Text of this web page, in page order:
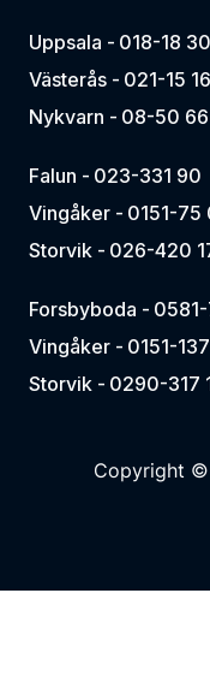
Uppsala - 018-18
Västerås - 021-15
Nykvarn - 08-50
Falun - 023-331 90
Vingåker - 0151-75
Storvik - 026-420
Forsbyboda -
Vingåker - 0151-
Storvik - 0290-317
Copyright ©